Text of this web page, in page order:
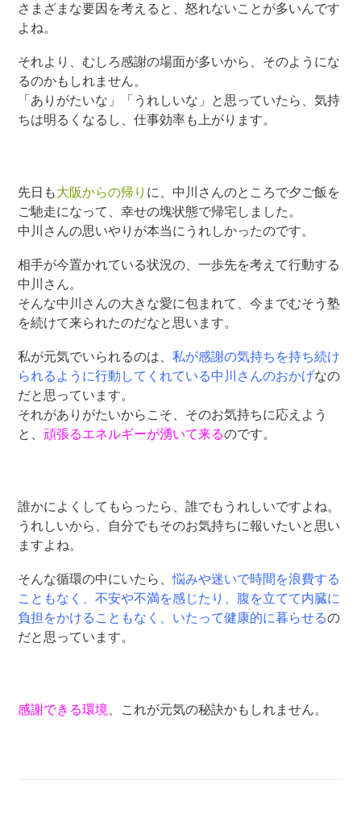
さまざまな要因を考えると、怒れないことが多いんです
よね。
それより、むしろ感謝の場面が多いから、そのようにな
るのかもしれません。
「ありがたいな」「うれしいな」と思っていたら、気持
ちは明るくなるし、仕事効率も上がります。
先日も大阪からの帰り に、中川さんのところで夕ご飯を
ご馳走になって、幸せの塊状態で帰宅しました。
中川さんの思いやりが本当にうれしかったのです。
相手が今置かれている状況の、一歩先を考えて行動する
中川さん。
そんな中川さんの大きな愛に包まれて、今までむそう塾
を続けて来られたのだなと思います。
私が元気でいられるのは、私が感謝の気持ちを持ち続け
られるように行動してくれている中川さんのおかげなの
だと思っています。
それがありがたいからこそ、そのお気持ちに応えよう
と、頑張るエネルギーが湧いて来るのです。
誰かによくしてもらったら、誰でもうれしいですよね。
うれしいから、自分でもそのお気持ちに報いたいと思い
ますよね。
そんな循環の中にいたら、悩みや迷いで時間を浪費する
こともなく、不安や不満を感じたり、腹を立てて内臓に
負担をかけることもなく、いたって健康的に暮らせるの
だと思っています。
感謝できる環境 、これが元気の秘訣かもしれません。